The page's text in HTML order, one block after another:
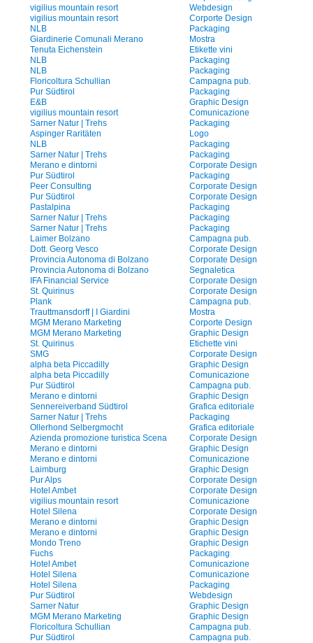
vigilius mountain resort
Webdesign
vigilius mountain resort
Corporte Design
NLB
Packaging
Giardinerie Comunali Merano
Mostra
Tenuta Eichenstein
Etikette vini
NLB
Packaging
NLB
Packaging
Floricoltura Schullian
Campagna pub.
Pur Südtirol
Packaging
E&B
Graphic Design
vigilius mountain resort
Comunicazione
Sarner Natur | Trehs
Packaging
Aspinger Raritäten
Logo
NLB
Packaging
Sarner Natur | Trehs
Packaging
Merano e dintorni
Corporate Design
Pur Südtirol
Packaging
Peer Consulting
Corporate Design
Pur Südtirol
Corporate Design
Pastalpina
Packaging
Sarner Natur | Trehs
Packaging
Sarner Natur | Trehs
Packaging
Laimer Bolzano
Campagna pub.
Dott. Georg Vesco
Corporate Design
Provincia Autonoma di Bolzano
Corporate Design
Provincia Autonoma di Bolzano
Segnaletica
IFA Financial Service
Corporate Design
St. Quirinus
Corporate Design
Plank
Campagna pub.
Trauttmansdorff | I Giardini
Mostra
MGM Merano Marketing
Corporte Design
MGM Merano Marketing
Graphic Design
St. Quirinus
Etichette vini
SMG
Corporate Design
alpha beta Piccadilly
Graphic Design
alpha beta Piccadilly
Comunicazione
Pur Südtirol
Campagna pub.
Merano e dintorni
Graphic Design
Sennereiverband Südtirol
Grafica editoriale
Sarner Natur | Trehs
Packaging
Ollerhond Selbergmocht
Grafica editoriale
Azienda promozione turistica Scena
Corporate Design
Merano e dintorni
Graphic Design
Merano e dintorni
Comunicazione
Laimburg
Graphic Design
Pur Alps
Corporate Design
Hotel Ambet
Corporate Design
vigilius mountain resort
Comunicazione
Hotel Silena
Corporate Design
Merano e dintorni
Graphic Design
Merano e dintorni
Graphic Design
Mondo Treno
Graphic Design
Fuchs
Packaging
Hotel Ambet
Comunicazione
Hotel Silena
Comunicazione
Hotel Silena
Packaging
Pur Südtirol
Webdesign
Sarner Natur
Graphic Design
MGM Merano Marketing
Graphic Design
Floricoltura Schullian
Campagna pub.
Pur Südtirol
Campagna pub.